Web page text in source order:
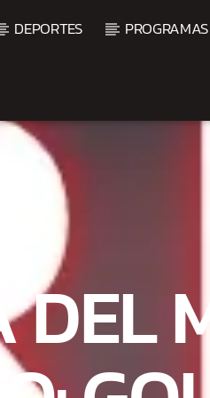
DEPORTES PROGRAMAS
DEL